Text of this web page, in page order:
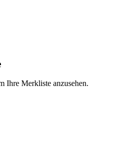
Ihre Merkliste anzusehen.